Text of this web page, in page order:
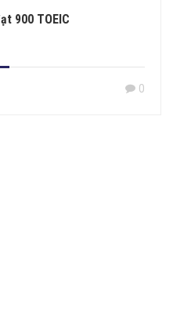
900 TOEIC
0